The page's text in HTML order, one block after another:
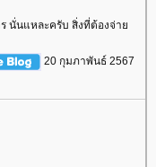
ร นั่นแหละครับ สิ่งที่ต้องจ่า
20 กุมภาพันธ์ 2567